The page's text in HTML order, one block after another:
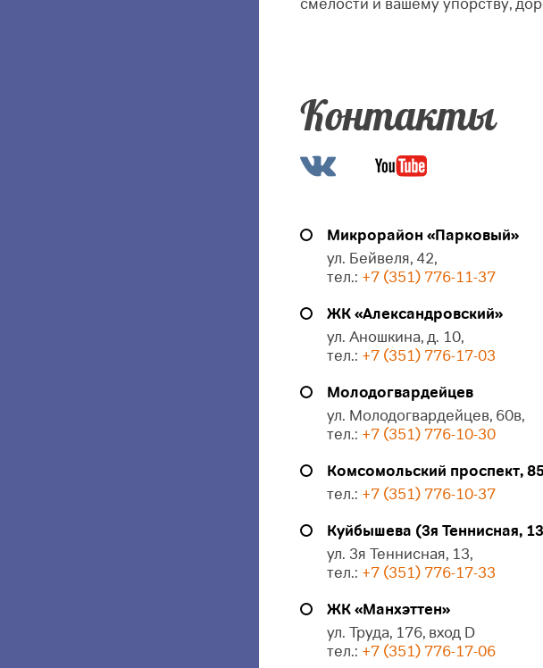
смелости и вашему упорству,
Контакты
Микрорайон «Парковый»
ул. Бейвеля, 42,
тел.: +7 (351) 776-11-37
ЖК «Александровский»
ул. Аношкина, д. 10,
тел.: +7 (351) 776-17-03
Молодогвардейцев
ул. Молодогвардейцев, 60в,
тел.: +7 (351) 776-10-30
Комсомольский проспект,
тел.: +7 (351) 776-10-37
Куйбышева (3я Теннисная,
ул. 3я Теннисная, 13,
тел.: +7 (351) 776-17-33
ЖК «Манхэттен»
ул. Труда, 176, вход D
тел.: +7 (351) 776-17-06